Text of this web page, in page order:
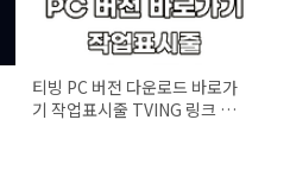
티빙 PC 버전 다운로드 바로가
기 작업표시줄 TVING 링크 만